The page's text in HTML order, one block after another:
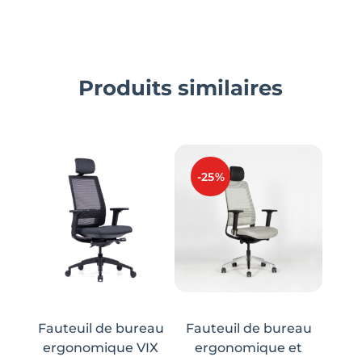
Produits similaires
Fauteuil de bureau
ergonomique VIX
-25%
Fauteuil de bureau
ergonomique et